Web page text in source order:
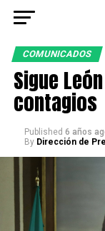
COMUNICADOS
Sigue
contagios
Published 6 años
By Dirección de